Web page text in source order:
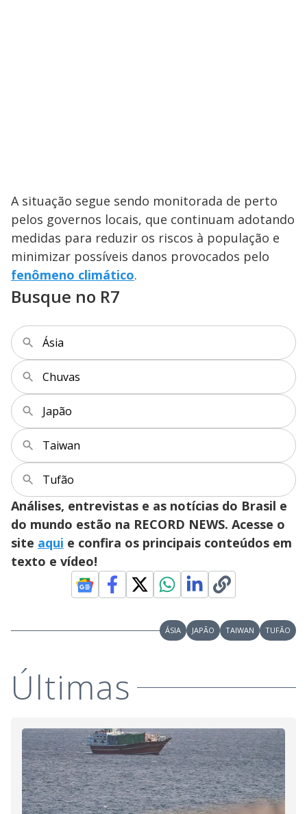
A situação segue sendo monitorada de perto
pelos governos locais, que continuam adotando
medidas para reduzir os riscos à população e
minimizar possíveis danos provocados pelo
fenômeno climático.
Busque no R7
Ásia
Chuvas
Japão
Taiwan
Tufão
Análises, entrevistas e as notícias do Brasil e
do mundo estão na RECORD NEWS. Acesse o
site aqui e confira os principais conteúdos em
texto e vídeo!
ÁSIA JAPÃO TAIWAN TUFÃO
Últimas